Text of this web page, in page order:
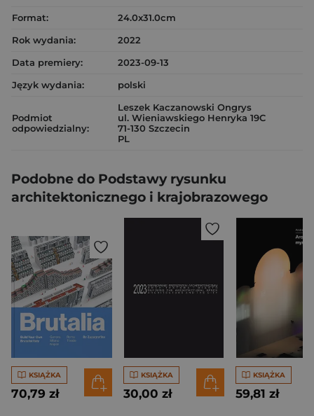
Format:
24.0x31.0cm
Rok wydania:
2022
Data premiery:
2023-09-13
Język wydania:
polski
Podmiot
odpowiedzialny:
Leszek Kaczanowski Ongrys
ul. Wieniawskiego Henryka 19C
71-130 Szczecin
PL
Podobne do Podstawy rysunku
architektonicznego i krajobrazowego
KSIĄŻKA
70,79 zł
KSIĄŻKA
30,00 zł
KSIĄŻKA
59,81 zł